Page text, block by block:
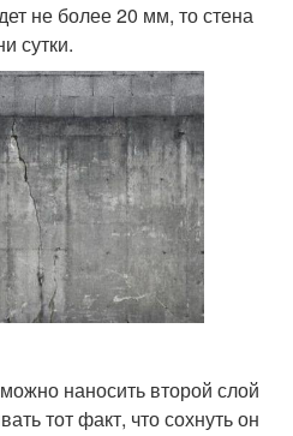
не более 20 мм, то стена
сутки.
наносить второй слой
тот факт, что сохнуть он